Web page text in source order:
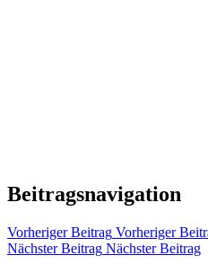
Beitragsnavigation
Vorheriger Beitrag Vorheriger
Nächster Beitrag Nächster Beitrag